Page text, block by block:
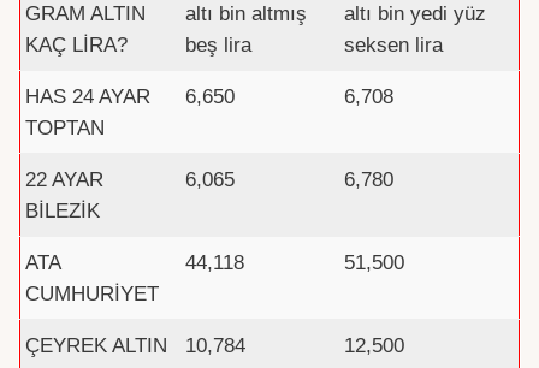
GRAM ALTIN
KAÇ LİRA?
altı bin altmış
beş lira
altı bin yedi yüz
seksen lira
HAS 24 AYAR
TOPTAN
6,650 6,708
22 AYAR
BİLEZİK
6,065 6,780
ATA
CUMHURİYET
44,118 51,500
ÇEYREK ALTIN 10,784 12,500